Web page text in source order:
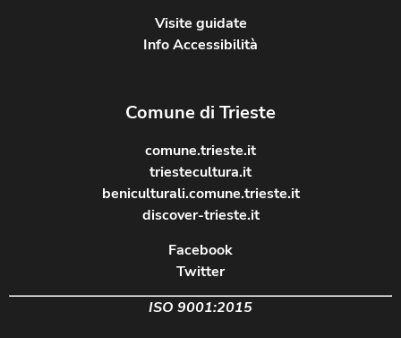
Visite guidate
Info Accessibilità
Comune di Trieste
comune.trieste.it
triestecultura.it
beniculturali.comune.trieste.it
discover-trieste.it
Facebook
Twitter
ISO 9001:2015